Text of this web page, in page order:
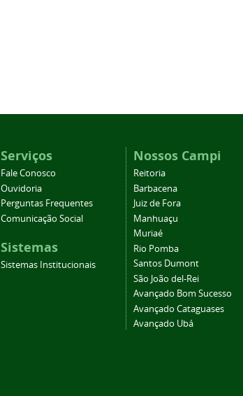
Serviços
Fale Conosco
Ouvidoria
Perguntas Frequentes
Comunicação Social
Sistemas
Sistemas Institucionais
Nossos Campi
Reitoria
Barbacena
Juiz de Fora
Manhuaçu
Muriaé
Rio Pomba
Santos Dumont
São João del-Rei
Avançado Bom Sucesso
Avançado Cataguases
Avançado Ubá